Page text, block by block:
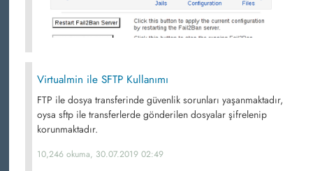
Virtualmin ile SFTP Kullanımı
FTP ile dosya transferinde güvenlik sorunları yaşanmaktadır,
oysa sftp ile transferlerde gönderilen dosyalar şifrelenip
korunmaktadır.
10,246 okuma, 30.07.2019 02:49